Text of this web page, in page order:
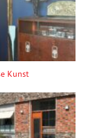
Kunst